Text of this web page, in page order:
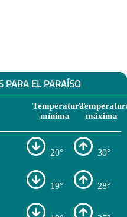
PARA EL PARAÍSO
Temperatura
mínima
máxima
20° 30°
19° 28°